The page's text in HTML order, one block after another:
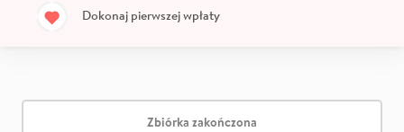
Dokonaj pierwszej wpłaty
Zbiórka zakończona